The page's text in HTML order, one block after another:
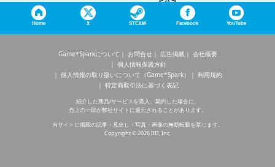
Home X STEAM Facebook YouTube
Game*Sparkについて お問合せ 広告掲載
会社概要
個人情報保護方針
個人情報の取り扱いについて（Game*Spark）
利用規約
特定商取引法に基づく表記
紹介した商品/サービスを購入、契約した場合に、
売上の一部が弊社サイトに還元されることがあります。
当サイトに掲載の記事・見出し・写真・画像の無断転載を禁じます。
Copyright © 2026 IID, Inc.